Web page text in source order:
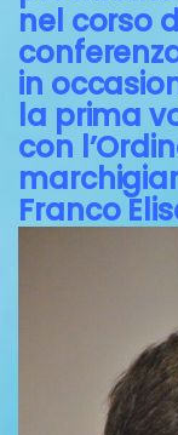
nel corso
in
la prima
con
Franco